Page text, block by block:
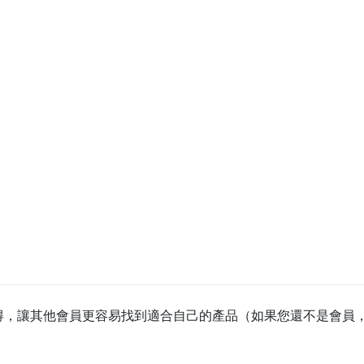
讓其他會員更容易找到適合自己的產品（如果您還不是會員